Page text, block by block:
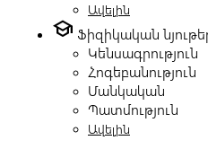
Ավելին
school Ֆիզիկական
Կենսագրություն
Հոգեբանություն
Մանկական
Պատմություն
Ավելին